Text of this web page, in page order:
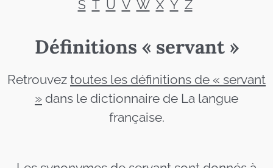
S T U V W X Y Z
Définitions « servant »
Retrouvez toutes les définitions de « servant
» dans le dictionnaire de La langue
française.